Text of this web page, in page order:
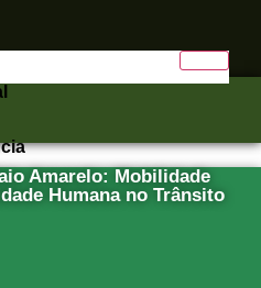
Amarelo: Mobilidade
Humana no Trânsito